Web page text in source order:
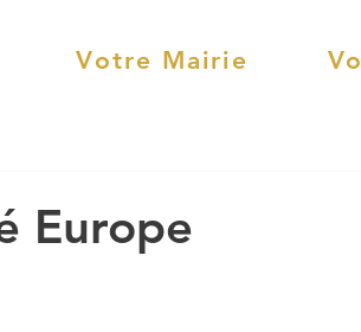
Votre Mairie
Europe